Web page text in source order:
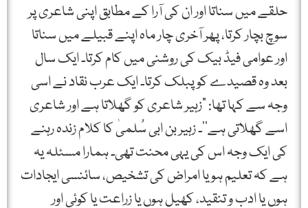
حلقے میں سناتا اور ان کی آرا کے مطابق اپنی شاعری پر
سوچ بچار کرتا، پھر آخری چار ماہ اپنے قبیلے میں سناتا
اور عوامی فیڈ بیک کی روشنی میں کام کرتا۔ ایک سال
بعد وہ قصیدے کو پبلک کرتا۔ ایک عرب نقاد نے اسی
وجہ سے کہا تھا: ”زہیر شاعری کو گھلاتا ہے اور شاعری
اسے گھلاتی ہے‘‘۔ زہیر بن ابی سُلمیٰ کا کلام زندہ رہنے
کی ایک وجہ اس کی یہی محنت تھی۔ ہمارا مسئلہ یہ
ہے کہ تعلیم ہو یا امراض کی تشخیص، سائنسی ایجادات
ہوں یا ادب و تنقید، کھیل ہوں یا زراعت یا کوئی اور